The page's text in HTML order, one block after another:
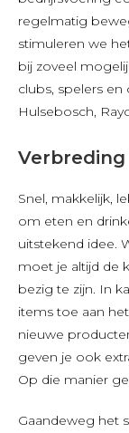
regelmatig
stimuleren we
bij zoveel
clubs, spelers en
Hulsebosch,
Snel, makkelijk,
om eten en
uitstekend idee.
moet je altijd de
bezig te zijn. In
items toe aan
nieuwe
geven je ook
Op die manier
Gaandeweg het